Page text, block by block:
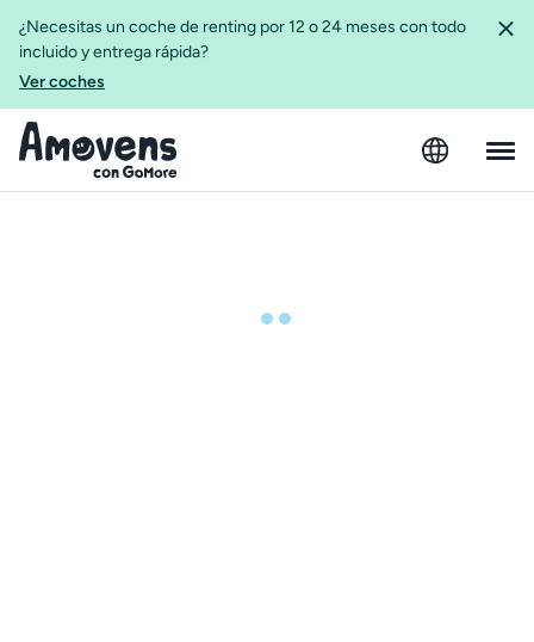
¿Necesitas un coche de renting por 12 o 24 meses con todo
incluido y entrega rápida?
Ver coches